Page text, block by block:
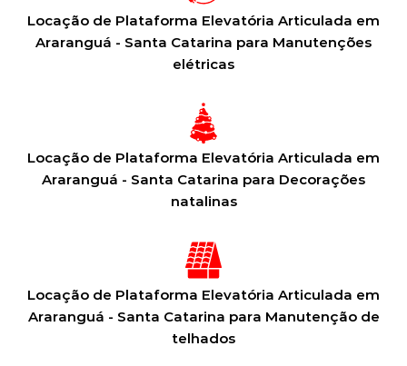
Locação de Plataforma Elevatória Articulada em
Araranguá - Santa Catarina para Manutenções
elétricas
Locação de Plataforma Elevatória Articulada em
Araranguá - Santa Catarina para Decorações
natalinas
Locação de Plataforma Elevatória Articulada em
Araranguá - Santa Catarina para Manutenção de
telhados